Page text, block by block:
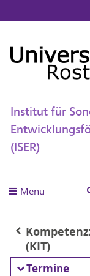
Institut für
(ISER)
Menu
(KIT)
Termine